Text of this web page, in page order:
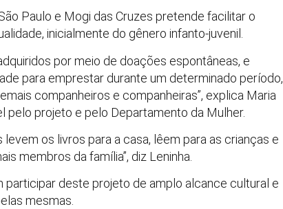
Paulo e Mogi das Cruzes pretende facilitar o
inicialmente do gênero infanto-juvenil.
por meio de doações espontâneas, e
para emprestar durante um determinado período,
companheiros e companheiras”, explica Maria
pelo projeto e pelo Departamento da Mulher.
os livros para a casa, lêem para as crianças e
membros da família”, diz Leninha.
deste projeto de amplo alcance cultural e
mesmas.